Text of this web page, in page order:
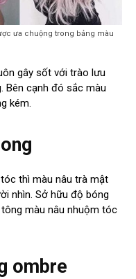
ưa chuộng trong bảng màu
gây sốt với trào lưu
Bên cạnh đó sắc màu
kém.
thì màu nâu trà mật
nhìn. Sở hữu độ bóng
màu nâu nhuộm tóc
ombre